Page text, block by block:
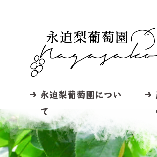
永迫梨葡萄園につい
て